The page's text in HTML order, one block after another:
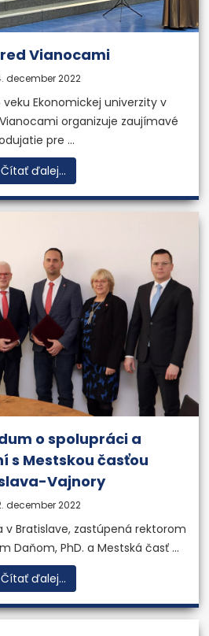
Vianocami
december 2022
Ekonomickej univerzity v
organizuje zaujímavé
pre ...
Čítať ďalej...
o spolupráci a
s Mestskou časťou
Vajnory
december 2022
v Bratislave, zastúpená rektorom
Daňom, PhD. a Mestská časť ...
Čítať ďalej...